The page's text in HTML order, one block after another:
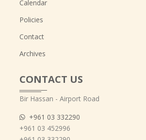
Calendar
Policies
Contact
Archives
CONTACT US
Bir Hassan - Airport Road
+961 03 332290
+961 03 452996